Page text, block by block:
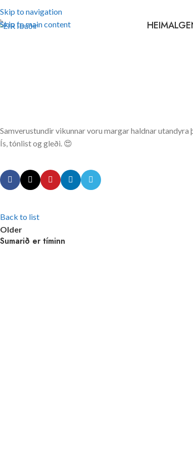
Skip to navigation
Skip to main content
HEIM
Samverustundir vikunnar voru margar haldnar utandyra
Ís, tónlist og gleði. 😍
Back to list
Older
Sumarið er tíminn